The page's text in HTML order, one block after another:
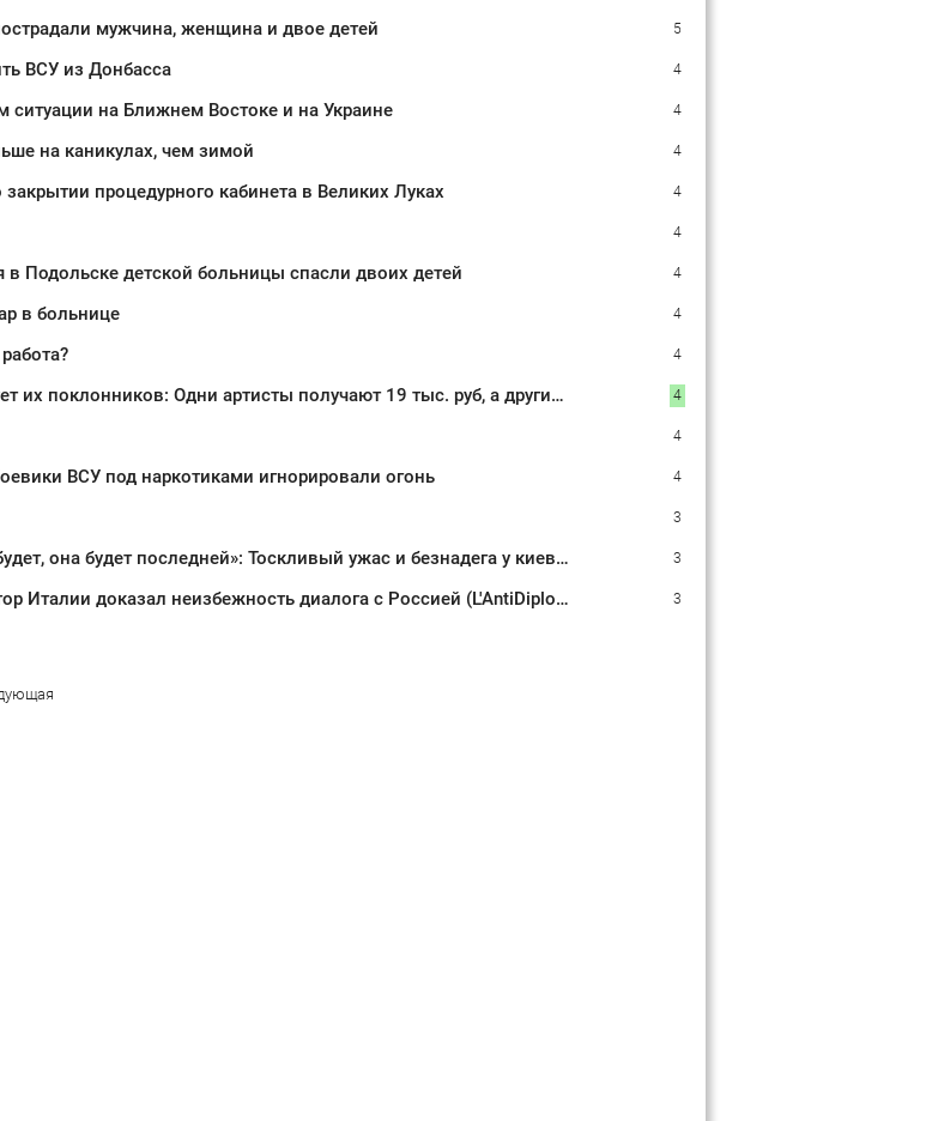
5
мужчина, женщина и двое детей
4
ВСУ из Донбасса
4
на Ближнем Востоке и на Украине
4
на каникулах, чем зимой
4
процедурного кабинета в Великих Луках
4
4
Подольске детской больницы спасли двоих детей
4
в больнице
4
4
Размер пенсии звезд шокирует их поклонников: Одни артисты получают 19 тыс. руб, а другие в 3 раза больше
4
4
ВСУ под наркотиками игнорировали огонь
3
3
«Зима на Украине черной не будет, она будет последней»: Тоскливый ужас и безнадега у киевлян, даже самые упертые готовы капитулировать
3
"Прогнозы сбываются": сенатор Италии доказал неизбежность диалога с Россией (L'AntiDiplomatico, Италия)